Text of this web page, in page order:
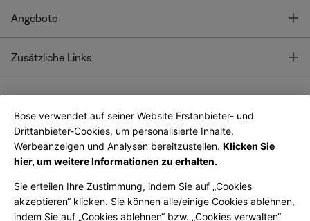
Angebote
Zusätzliche Links
Bose App
Bose Connect
App
Bose verwendet auf seiner Website Erstanbieter- und
Drittanbieter-Cookies, um personalisierte Inhalte,
Werbeanzeigen und Analysen bereitzustellen. Klicken Sie
hier, um weitere Informationen zu erhalten.
Sie erteilen Ihre Zustimmung, indem Sie auf „Cookies
akzeptieren“ klicken. Sie können alle/einige Cookies ablehnen,
indem Sie auf „Cookies ablehnen“ bzw. „Cookies verwalten“